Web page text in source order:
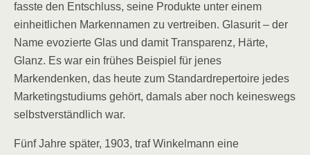
fasste den Entschluss, seine Produkte unter einem
einheitlichen Markennamen zu vertreiben. Glasurit – der
Name evozierte Glas und damit Transparenz, Härte,
Glanz. Es war ein frühes Beispiel für jenes
Markendenken, das heute zum Standardrepertoire jedes
Marketingstudiums gehört, damals aber noch keineswegs
selbstverständlich war.
Fünf Jahre später, 1903, traf Winkelmann eine